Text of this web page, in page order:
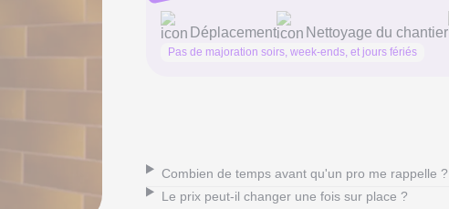
Déplacement Nettoyage du chantier
Pas de majoration soirs, week-ends, et jours fériés
Combien de temps avant qu'un pro me rappelle ?
Le prix peut-il changer une fois sur place ?